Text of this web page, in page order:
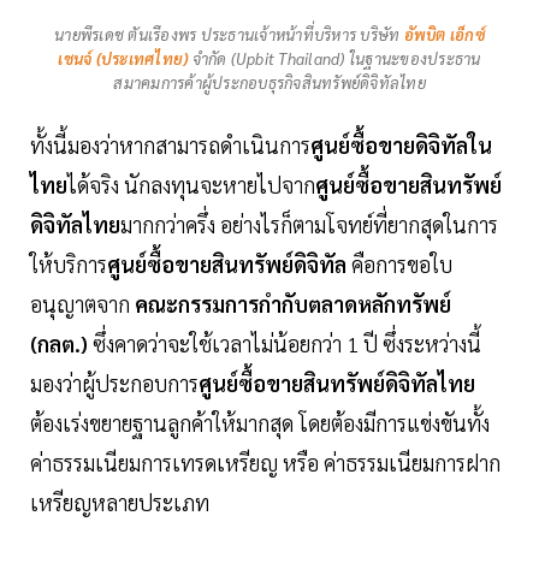
นายพีรเดช ตันเรืองพร ประธานเจ้าหน้าที่บริหาร บริษัท อัพบิต เอ็กซ์
เชนจ์ (ประเทศไทย) จำกัด (Upbit Thailand) ในฐานะของประธาน
สมาคมการค้าผู้ประกอบธุรกิจสินทรัพย์ดิจิทัลไทย
ทั้งนี้มองว่าหากสามารถดำเนินการศูนย์ซื้อขายดิจิทัลใน
ไทยได้จริง นักลงทุนจะหายไปจากศูนย์ซื้อขายสินทรัพย์
ดิจิทัลไทยมากกว่าครึ่ง อย่างไรก็ตามโจทย์ที่ยากสุดในการ
ให้บริการศูนย์ซื้อขายสินทรัพย์ดิจิทัล คือการขอใบ
อนุญาตจาก คณะกรรมการกำกับตลาดหลักทรัพย์
(กลต.) ซึ่งคาดว่าจะใช้เวลาไม่น้อยกว่า 1 ปี ซึ่งระหว่างนี้
มองว่าผู้ประกอบการศูนย์ซื้อขายสินทรัพย์ดิจิทัลไทย
ต้องเร่งขยายฐานลูกค้าให้มากสุด โดยต้องมีการแข่งขันทั้ง
ค่าธรรมเนียมการเทรดเหรียญ หรือ ค่าธรรมเนียมการฝาก
เหรียญหลายประเภท